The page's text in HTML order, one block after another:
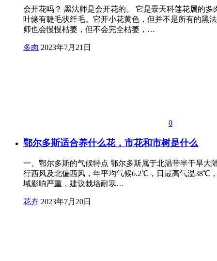
会开花吗？ 黑法师是会开花的。 它是景天科莲花属的
叶缘有睫毛状纤毛。它开小花黄色，但并不是所有的黑
师也会慢慢枯萎，但不会完全枯萎，…
多肉 2023年7月21日
0
鄂尔多斯适合养什么花，市花和市树是什么
一、鄂尔多斯的气候特点 鄂尔多斯属于北温带半干旱
行西风及北偏西风，年平均气候6.2℃，日最高气温38℃
域影响严重，建议栽培耐寒…
花卉 2023年7月20日